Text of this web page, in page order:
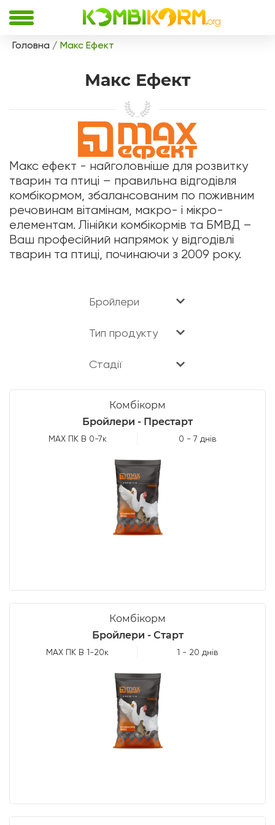
Головна Макс Ефект
Макс Ефект
Макс ефект - найголовніше для розвитку
тварин та птиці – правильна відгодівля
комбікормом, збалансованим по поживним
речовинам вітамінам, макро- і мікро-
елементам. Лінійки комбікормів та БМВД –
Ваш професійний напрямок у відгодівлі
тварин та птиці, починаючи з 2009 року.
Бройлери
Тип продукту
Стадії
Комбікорм
Бройлери - Престарт
МАХ ПК В 0-7к 0 - 7 днів
Комбікорм
Бройлери - Старт
МАХ ПК В 1-20к 1 - 20 днів